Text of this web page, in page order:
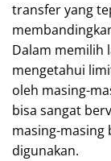
transfer yang
Dalam memilih
mengetahui
oleh masing-
bisa sangat
masing-masing
digunakan.